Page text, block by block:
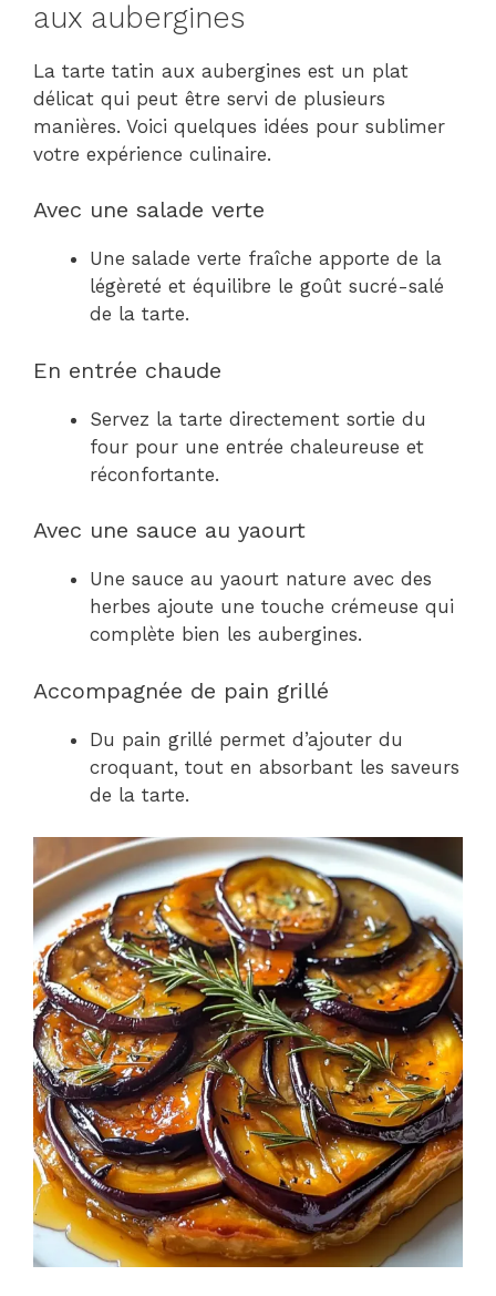
aux aubergines
La tarte tatin aux aubergines est un plat
délicat qui peut être servi de plusieurs
manières. Voici quelques idées pour sublimer
votre expérience culinaire.
Avec une salade verte
Une salade verte fraîche apporte de la
légèreté et équilibre le goût sucré-salé
de la tarte.
En entrée chaude
Servez la tarte directement sortie du
four pour une entrée chaleureuse et
réconfortante.
Avec une sauce au yaourt
Une sauce au yaourt nature avec des
herbes ajoute une touche crémeuse qui
complète bien les aubergines.
Accompagnée de pain grillé
Du pain grillé permet d’ajouter du
croquant, tout en absorbant les saveurs
de la tarte.